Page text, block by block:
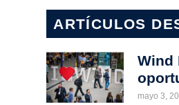
ARTÍCULOS
Wind
mayo 3,